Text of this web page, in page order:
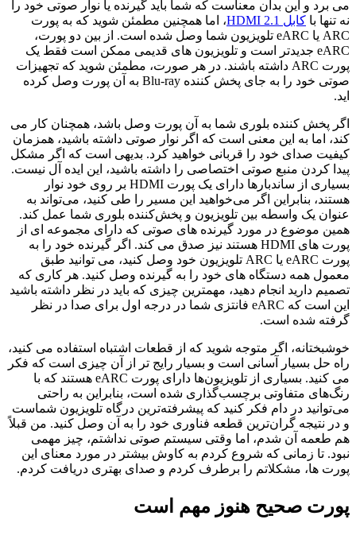
می برد و این بدان معناست که شما باید گیرنده یا نوار صوتی خود را
نه تنها با کابل HDMI 2.1
، اما همچنین مطمئن شوید که به پورت
ARC یا eARC تلویزیون شما وصل شده است. از بین دو پورت،
eARC جدیدتر است و تلویزیون های قدیمی ممکن است فقط یک
پورت ARC داشته باشند. در هر صورت، مطمئن شوید که تجهیزات
صوتی خود را به جای پخش کننده Blu-ray به آن پورت وصل کرده
اید.
اگر پخش کننده بلوری شما به آن پورت وصل باشد، همچنان کار می
کند، اما به این معنی است که اگر نوار صوتی داشته باشید، همزمان
کیفیت صدای خود را قربانی خواهید کرد. بدیهی است که اگر مشکل
پیدا کردن منبع صوتی اختصاصی را داشته باشید، این ایده آل نیست.
بسیاری از ساندبارها دارای یک پورت HDMI بر روی خود نوار
هستند، بنابراین اگر می‌خواهید این مسیر را طی کنید، می‌تواند به
عنوان یک واسطه بین تلویزیون و پخش‌کننده بلوری شما عمل کند.
همین موضوع در مورد گیرنده های صوتی که دارای مجموعه ای از
پورت های HDMI هستند نیز صدق می کند. اگر گیرنده خود را به
پورت eARC یا ARC تلویزیون خود وصل کنید، می توانید طبق
معمول همه دستگاه های خود را به گیرنده وصل کنید. هر کاری که
تصمیم دارید انجام دهید، مهمترین چیزی که باید در نظر داشته باشید
این است که eARC فانتزی شما در درجه اول برای صدا در نظر
گرفته شده است.
خوشبختانه، اگر متوجه شوید که از قطعات اشتباه استفاده می کنید،
راه حل بسیار آسانی است و بسیار رایج تر از آن چیزی است که فکر
می کنید. بسیاری از تلویزیون‌ها دارای پورت eARC هستند که با
رنگ‌های متفاوتی برچسب‌گذاری شده است، بنابراین به راحتی
می‌توانید در دام فکر کنید که پیشرفته‌ترین درگاه تلویزیون شماست
و در نتیجه گران‌ترین قطعه فناوری خود را به آن وصل کنید. من قبلاً
هم طعمه آن شدم، اما وقتی سیستم صوتی نداشتم، چیز مهمی
نبود. تا زمانی که شروع کردم به کاوش بیشتر در مورد معنای این
پورت ها، مشکلاتم را برطرف کردم و صدای بهتری دریافت کردم.
پورت صحیح هنوز مهم است